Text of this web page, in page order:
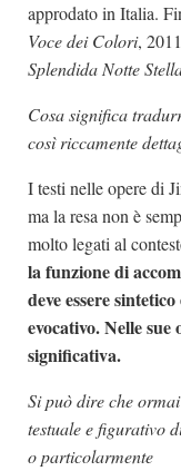
approdato in Italia.
Voce dei Colori,
Splendida Notte
Cosa significa
così riccamente
I testi nelle opere di
ma la resa non è
molto legati al
la funzione di
deve essere
evocativo.Nelle sue
significativa.
Si può dire che
testuale e figurativo
oparticolarmente